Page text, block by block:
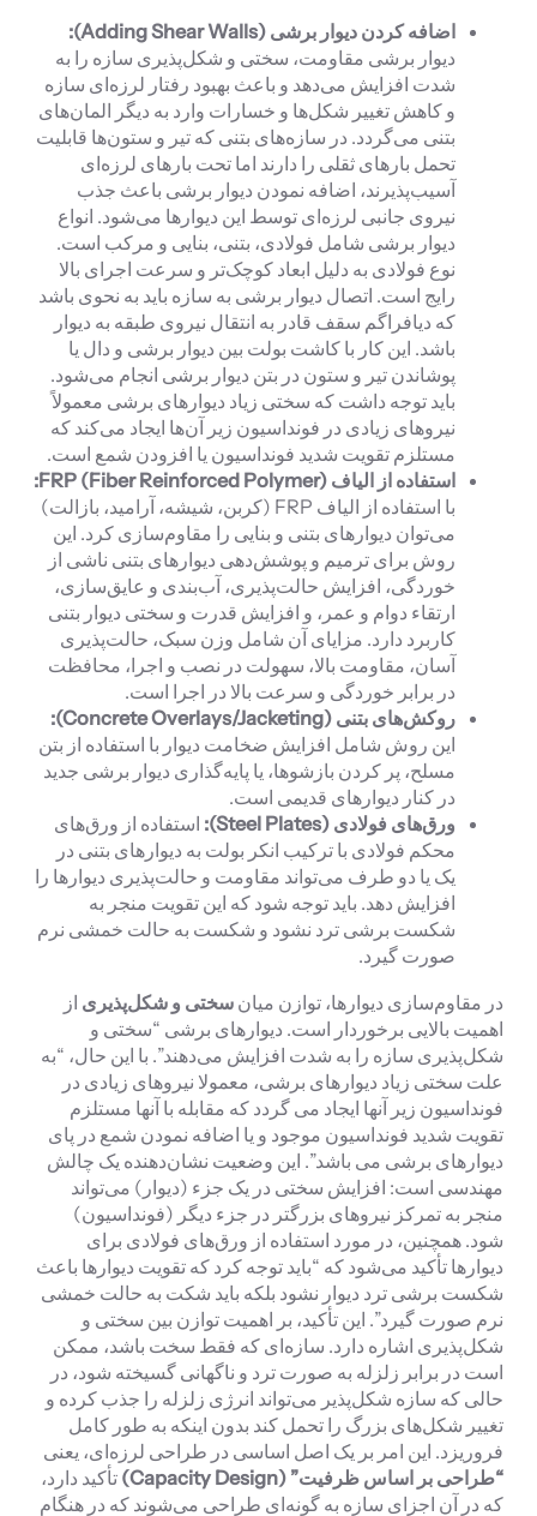
اضافه کردن دیوار برشی (Adding Shear Walls
):
دیوار برشی مقاومت، سختی و شکل‌پذیری سازه را به
شدت افزایش می‌دهد و باعث بهبود رفتار لرزه‌ای سازه
و کاهش تغییر شکل‌ها و خسارات وارد به دیگر المان‌های
بتنی می‌گردد. در سازه‌های بتنی که تیر و ستون‌ها قابلیت
تحمل بارهای ثقلی را دارند اما تحت بارهای لرزه‌ای
آسیب‌پذیرند، اضافه نمودن دیوار برشی باعث جذب
نیروی جانبی لرزه‌ای توسط این دیوارها می‌شود. انواع
دیوار برشی شامل فولادی، بتنی، بنایی و مرکب است.
نوع فولادی به دلیل ابعاد کوچک‌تر و سرعت اجرای بالا
رایج است. اتصال دیوار برشی به سازه باید به نحوی باشد
که دیافراگم سقف قادر به انتقال نیروی طبقه به دیوار
باشد. این کار با کاشت بولت بین دیوار برشی و دال یا
پوشاندن تیر و ستون در بتن دیوار برشی انجام می‌شود.
باید توجه داشت که سختی زیاد دیوارهای برشی معمولاً
نیروهای زیادی در فونداسیون زیر آن‌ها ایجاد می‌کند که
مستلزم تقویت شدید فونداسیون یا افزودن شمع است.
استفاده از الیاف FRP (Fiber Reinforced Polymer):
با استفاده از الیاف FRP (کربن، شیشه، آرامید، بازالت)
می‌توان دیوارهای بتنی و بنایی را مقاوم‌سازی کرد. این
روش برای ترمیم و پوشش‌دهی دیوارهای بتنی ناشی از
خوردگی، افزایش حالت‌پذیری، آب‌بندی و عایق‌سازی،
ارتقاء دوام و عمر، و افزایش قدرت و سختی دیوار بتنی
کاربرد دارد. مزایای آن شامل وزن سبک، حالت‌پذیری
آسان، مقاومت بالا، سهولت در نصب و اجرا، محافظت
در برابر خوردگی و سرعت بالا در اجرا است.
روکش‌های بتنی (Concrete Overlays/Jacketing
):
این روش شامل افزایش ضخامت دیوار با استفاده از بتن
مسلح، پر کردن بازشوها، یا پایه‌گذاری دیوار برشی جدید
در کنار دیوارهای قدیمی است.
ورق‌های فولادی (Steel Plates
): استفاده از ورق‌های
محکم فولادی با ترکیب انکر بولت به دیوارهای بتنی در
یک یا دو طرف می‌تواند مقاومت و حالت‌پذیری دیوارها را
افزایش دهد. باید توجه شود که این تقویت منجر به
شکست برشی ترد نشود و شکست به حالت خمشی نرم
صورت گیرد.
در مقاوم‌سازی دیوارها، توازن میان سختی و شکل‌پذیری از
اهمیت بالایی برخوردار است. دیوارهای برشی “سختی و
شکل‌پذیری سازه را به شدت افزایش می‌دهند”. با این حال، “به
علت سختی زیاد دیوارهای برشی، معمولا نیروهای زیادی در
فونداسیون زیر آنها ایجاد می گردد که مقابله با آنها مستلزم
تقویت شدید فونداسیون موجود و یا اضافه نمودن شمع در پای
دیوارهای برشی می باشد”. این وضعیت نشان‌دهنده یک چالش
مهندسی است: افزایش سختی در یک جزء (دیوار) می‌تواند
منجر به تمرکز نیروهای بزرگتر در جزء دیگر (فونداسیون)
شود. همچنین، در مورد استفاده از ورق‌های فولادی برای
دیوارها تأکید می‌شود که “باید توجه کرد که تقویت دیوارها باعث
شکست برشی ترد دیوار نشود بلکه باید شکت به حالت خمشی
نرم صورت گیرد”. این تأکید، بر اهمیت توازن بین سختی و
شکل‌پذیری اشاره دارد. سازه‌ای که فقط سخت باشد، ممکن
است در برابر زلزله به صورت ترد و ناگهانی گسیخته شود، در
حالی که سازه شکل‌پذیر می‌تواند انرژی زلزله را جذب کرده و
تغییر شکل‌های بزرگ را تحمل کند بدون اینکه به طور کامل
فروریزد. این امر بر یک اصل اساسی در طراحی لرزه‌ای، یعنی
“طراحی بر اساس ظرفیت” (Capacity Design
) تأکید دارد،
که در آن اجزای سازه به گونه‌ای طراحی می‌شوند که در هنگام